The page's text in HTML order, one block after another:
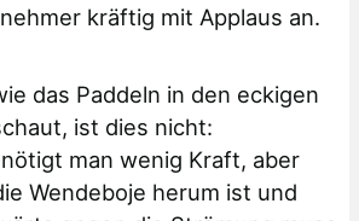
kräftig mit Applaus an.
das Paddeln in den eckigen
ist dies nicht:
man wenig Kraft, aber
Wendeboje herum ist und